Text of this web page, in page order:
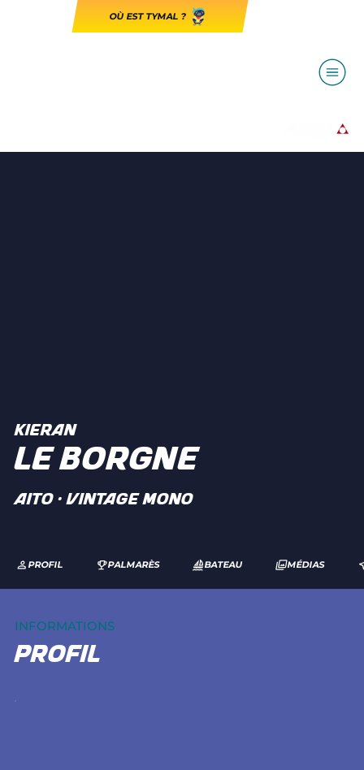
OÙ EST TYMAL ?
KIERAN
LE BORGNE
AITO · Vintage Mono
INFORMATIONS
profil
PROFIL PALMARÈS BATEAU MÉDIAS